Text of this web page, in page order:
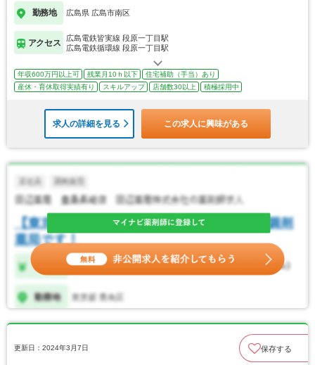
勤務地 広島県 広島市南区
アクセス
広島電鉄皆実線 段原一丁目駅
広島電鉄循環線 段原一丁目駅
年収600万円以上可 残業月10ｈ以下
住宅補助（手当）あり
産休・育休取得実績有り
スキルアップ 店舗数30以上 積極採用中
求人の詳細を見る この求人に興味がある
更新日：2024年3月7日 保存する